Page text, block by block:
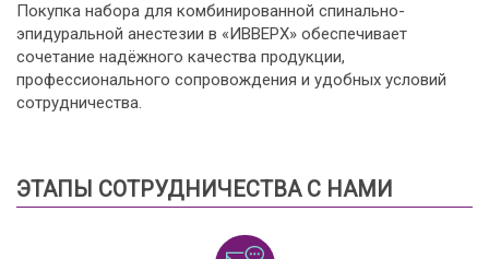
Покупка набора для комбинированной спинально-
эпидуральной анестезии в «ИВВЕРХ» обеспечивает
сочетание надёжного качества продукции,
профессионального сопровождения и удобных условий
сотрудничества.
ЭТАПЫ СОТРУДНИЧЕСТВА С НАМИ